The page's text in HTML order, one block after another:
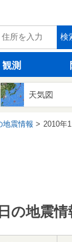
検
観測
天気図
地震情報 2010年
の地震情